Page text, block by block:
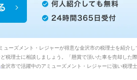
ーズメント・レジャーが得意な金沢市の税理士を紹介
税理士に相談しましょう。「懸賞で頂いた車を売却した
金沢市で活躍中のアミューズメント・レジャーに強い税理